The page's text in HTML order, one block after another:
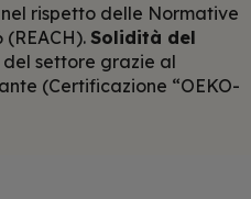
rispetto delle Normative
(REACH). Solidità del
del settore grazie al
(Certificazione “OEKO-